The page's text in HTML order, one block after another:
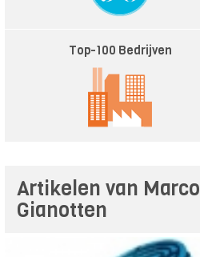
Top-100 Bedrijven
Artikelen van Marco
Gianotten